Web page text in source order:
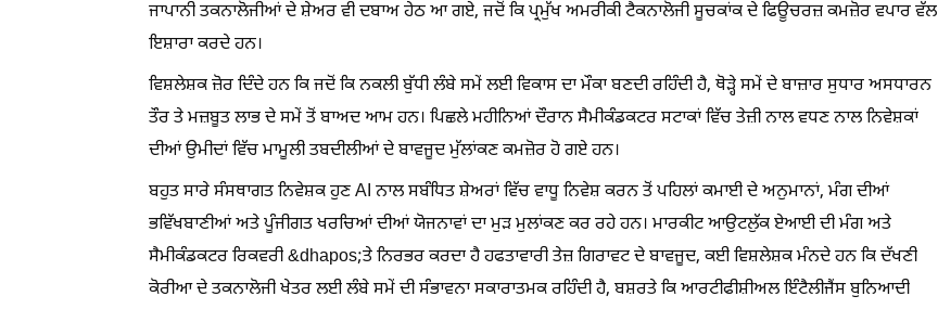
ਜਾਪਾਨੀ ਤਕਨਾਲੋਜੀਆਂ ਦੇ ਸ਼ੇਅਰ ਵੀ ਦਬਾਅ ਹੇਠ ਆ ਗਏ, ਜਦੋਂ ਕਿ ਪ੍ਰਮੁੱਖ ਅਮਰੀਕੀ ਟੈਕਨਾਲੋਜੀ ਸੂਚਕਾਂਕ ਦੇ ਫਿਊਚਰਜ਼ ਕਮਜ਼ੋਰ ਵਪਾਰ ਵੱਲ
ਇਸ਼ਾਰਾ ਕਰਦੇ ਹਨ।
ਵਿਸ਼ਲੇਸ਼ਕ ਜ਼ੋਰ ਦਿੰਦੇ ਹਨ ਕਿ ਜਦੋਂ ਕਿ ਨਕਲੀ ਬੁੱਧੀ ਲੰਬੇ ਸਮੇਂ ਲਈ ਵਿਕਾਸ ਦਾ ਮੌਕਾ ਬਣਦੀ ਰਹਿੰਦੀ ਹੈ, ਥੋੜ੍ਹੇ ਸਮੇਂ ਦੇ ਬਾਜ਼ਾਰ ਸੁਧਾਰ ਅਸਧਾਰਨ
ਤੌਰ ਤੇ ਮਜ਼ਬੂਤ ਲਾਭ ਦੇ ਸਮੇਂ ਤੋਂ ਬਾਅਦ ਆਮ ਹਨ। ਪਿਛਲੇ ਮਹੀਨਿਆਂ ਦੌਰਾਨ ਸੈਮੀਕੰਡਕਟਰ ਸਟਾਕਾਂ ਵਿੱਚ ਤੇਜ਼ੀ ਨਾਲ ਵਧਣ ਨਾਲ ਨਿਵੇਸ਼ਕਾਂ
ਦੀਆਂ ਉਮੀਦਾਂ ਵਿੱਚ ਮਾਮੂਲੀ ਤਬਦੀਲੀਆਂ ਦੇ ਬਾਵਜੂਦ ਮੁੱਲਾਂਕਣ ਕਮਜ਼ੋਰ ਹੋ ਗਏ ਹਨ।
ਬਹੁਤ ਸਾਰੇ ਸੰਸਥਾਗਤ ਨਿਵੇਸ਼ਕ ਹੁਣ AI ਨਾਲ ਸਬੰਧਿਤ ਸ਼ੇਅਰਾਂ ਵਿੱਚ ਵਾਧੂ ਨਿਵੇਸ਼ ਕਰਨ ਤੋਂ ਪਹਿਲਾਂ ਕਮਾਈ ਦੇ ਅਨੁਮਾਨਾਂ, ਮੰਗ ਦੀਆਂ
ਭਵਿੱਖਬਾਣੀਆਂ ਅਤੇ ਪੂੰਜੀਗਤ ਖਰਚਿਆਂ ਦੀਆਂ ਯੋਜਨਾਵਾਂ ਦਾ ਮੁੜ ਮੁਲਾਂਕਣ ਕਰ ਰਹੇ ਹਨ। ਮਾਰਕੀਟ ਆਉਟਲੁੱਕ ਏਆਈ ਦੀ ਮੰਗ ਅਤੇ
ਸੈਮੀਕੰਡਕਟਰ ਰਿਕਵਰੀ &dhapos;ਤੇ ਨਿਰਭਰ ਕਰਦਾ ਹੈ ਹਫਤਾਵਾਰੀ ਤੇਜ਼ ਗਿਰਾਵਟ ਦੇ ਬਾਵਜੂਦ, ਕਈ ਵਿਸ਼ਲੇਸ਼ਕ ਮੰਨਦੇ ਹਨ ਕਿ ਦੱਖਣੀ
ਕੋਰੀਆ ਦੇ ਤਕਨਾਲੋਜੀ ਖੇਤਰ ਲਈ ਲੰਬੇ ਸਮੇਂ ਦੀ ਸੰਭਾਵਨਾ ਸਕਾਰਾਤਮਕ ਰਹਿੰਦੀ ਹੈ, ਬਸ਼ਰਤੇ ਕਿ ਆਰਟੀਫੀਸ਼ੀਅਲ ਇੰਟੈਲੀਜੈਂਸ ਬੁਨਿਆਦੀ